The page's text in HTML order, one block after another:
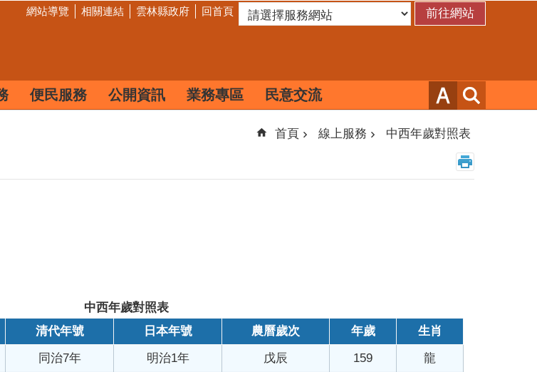
網站導覽 相關連結 雲林縣政府 回首頁
便民服務 公開資訊 業務專區 民意交流
首頁 線上服務 中西年歲對照表
中西年歲對照表
清代年號 日本年號 農曆歲次 年歲
生肖
同治7年 明治1年 戊辰 159 龍